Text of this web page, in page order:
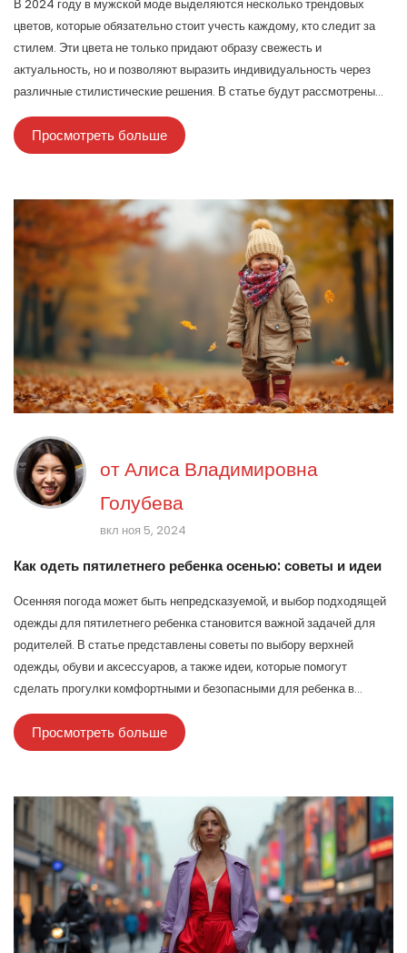
В 2024 году в мужской моде выделяются несколько трендовых
цветов, которые обязательно стоит учесть каждому, кто следит за
стилем. Эти цвета не только придают образу свежесть и
актуальность, но и позволяют выразить индивидуальность через
различные стилистические решения. В статье будут рассмотрены
ключевые цвета этого года и предложены советы по их сочетанию
для создания стильного гардероба. Каждый сможет найти для себя
что-то новое, вдохновляясь оригинальными цветовыми решениями
Просмотреть больше
отАлиса Владимировна
Голубева
вкл ноя 5, 2024
Как одеть пятилетнего ребенка осенью: советы и идеи
Осенняя погода может быть непредсказуемой, и выбор подходящей
одежды для пятилетнего ребенка становится важной задачей для
родителей. В статье представлены советы по выбору верхней
одежды, обуви и аксессуаров, а также идеи, которые помогут
сделать прогулки комфортными и безопасными для ребенка в
осенний сезон. Теплые и удобные материалы, многослойность и
правильный выбор размеров — залог того, что ваш ребенок будет
чувствовать себя уютно в любую погоду. Рассмотрим также
Просмотреть больше